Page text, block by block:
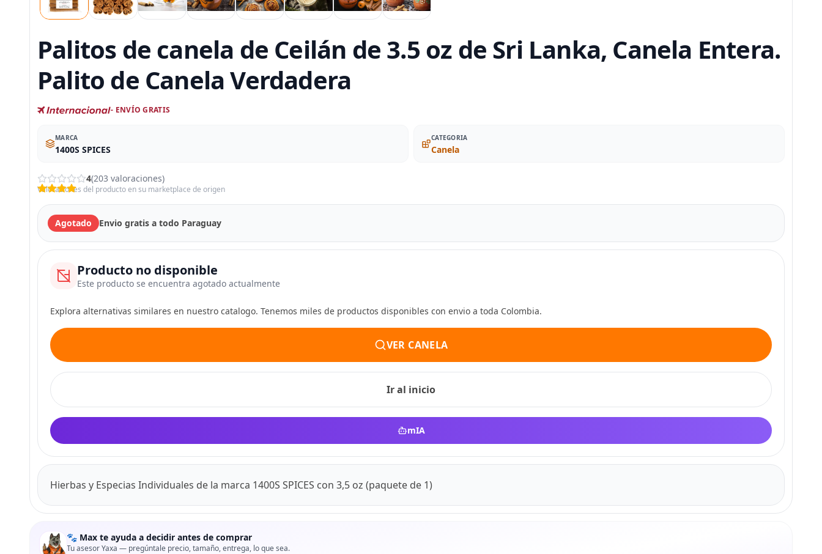
Palitos de canela de Ceilán de 3.5 oz de Sri Lanka, Canela Entera.
Palito de Canela Verdadera
- ENVÍO GRATIS
MARCA
1400S SPICES
CATEGORIA
Canela
4(203 valoraciones)
Valoraciones del producto en su marketplace de origen
Agotado Envio gratis a todo Paraguay
Producto no disponible
Este producto se encuentra agotado actualmente
Explora alternativas similares en nuestro catalogo. Tenemos miles de productos disponibles con envio a toda Colombia.
VER CANELA
Ir al inicio
mIA
Hierbas y Especias Individuales de la marca 1400S SPICES con 3,5 oz (paquete de 1)
🐾 Max te ayuda a decidir antes de comprar
Tu asesor Yaxa — pregúntale precio, tamaño, entrega, lo que sea.